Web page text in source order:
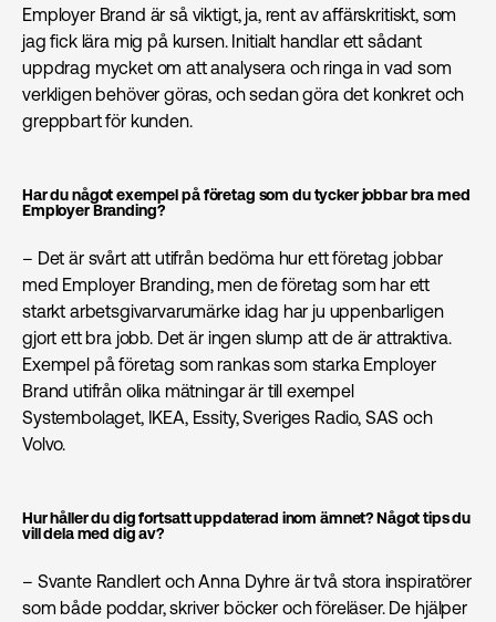
Employer Brand är så viktigt, ja, rent av affärskritiskt, som
jag fick lära mig på kursen. Initialt handlar ett sådant
uppdrag mycket om att analysera och ringa in vad som
verkligen behöver göras, och sedan göra det konkret och
greppbart för kunden.
Har du något exempel på företag som du tycker jobbar bra med
Employer Branding?
– Det är svårt att utifrån bedöma hur ett företag jobbar
med Employer Branding, men de företag som har ett
starkt arbetsgivarvarumärke idag har ju uppenbarligen
gjort ett bra jobb. Det är ingen slump att de är attraktiva.
Exempel på företag som rankas som starka Employer
Brand utifrån olika mätningar är till exempel
Systembolaget, IKEA, Essity, Sveriges Radio, SAS och
Volvo.
Hur håller du dig fortsatt uppdaterad inom ämnet? Något tips du
vill dela med dig av?
– Svante Randlert och Anna Dyhre är två stora inspiratörer
som både poddar, skriver böcker och föreläser. De hjälper